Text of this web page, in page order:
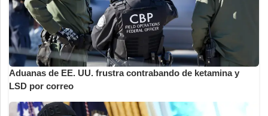
Aduanas de EE. UU. frustra contrabando de ketamina y
LSD por correo